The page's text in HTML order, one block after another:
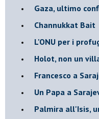
Gaza, ultimo
Channukkat Bait
L'ONU per i
Holot, non un
Francesco a
Un Papa a
Palmira all'Isis,